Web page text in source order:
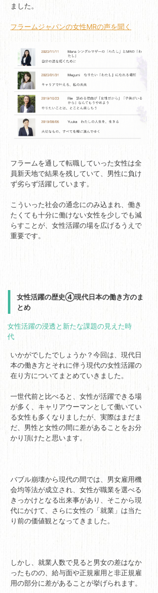
ました。
フラームジャパンの女性MRの声を聞く
フラームを通して転職していった女性は全
員新天地で結果を残していて、男性に負け
ず劣らず活躍しています。
こういった社会の通念にのみ込まれ、働き
たくても十分に働けない女性を少しでも減
らすことが、女性活躍の場を広げるうえで
重要です。
女性活躍の歴史④現代日本の働き方のま
とめ
女性活躍の浸透と新たな課題の見えた時
代
いかがでしたでしょうか？今回は、現代日
本の働き方とそれに伴う現代の女性活躍の
在り方についてまとめていきました。
一世代前と比べると、女性が活躍できる場
が多く、キャリアウーマンとして働いてい
る女性も多くなりましたが、実際はまだま
だ、男性と女性の間に差があることをお分
かり頂けたと思います。
バブル崩壊から現代の間では、男女雇用機
会均等法が成立され、女性が職業を選べる
きっかけとなる出来事があり、そこから現
代にかけて、さらに女性の「就業」は当た
り前の価値観となってきました。
しかし、就業人数で見ると男女の差はなか
ったものの、給与面や正規雇用と非正規雇
用の部分に差があることが挙げられます。